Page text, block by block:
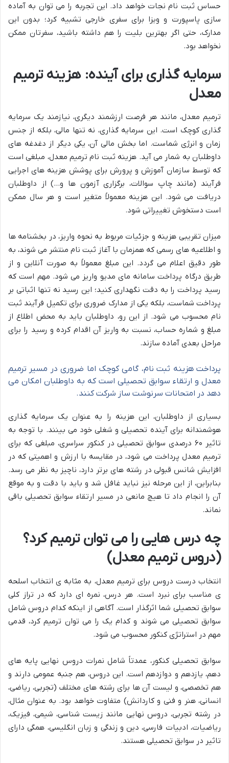
حساس ثبت نام نجات خواهد داد. این تجربه را می توان به آماده
سازی پاسپورت و ویزا برای سفری خارجی تشبیه کرد؛ بدون این
مدارک، حتی اگر بهترین بلیت را هم داشته باشید، سفرتان ممکن
نخواهد بود.
سرمایه گذاری برای آینده: هزینه ترمیم
معدل
ترمیم معدل، مانند هر فرصت ارزشمند دیگری، نیازمند یک سرمایه
گذاری کوچک است. این سرمایه گذاری، نه تنها مالی، بلکه از جنس
زمان و انرژی شماست. اما بخش مالی آن، یکی دیگر از دغدغه های
داوطلبان به شمار می آید. هزینه ثبت نام ترمیم معدل، مبلغی است
که توسط سازمان آموزش و پرورش برای پوشش هزینه های اجرایی
فرآیند (مانند چاپ سوالات، برگزاری آزمون ها و…) از داوطلبان
دریافت می شود. این هزینه معمولاً متغیر است و هر سال ممکن
است دستخوش تغییراتی شود.
میزان تقریبی هزینه و جزئیات مربوط به نحوه واریز، در بخشنامه ها
و اطلاعیه های رسمی که همزمان با آغاز ثبت نام منتشر می شوند، به
طور دقیق اعلام می گردد. این مبلغ معمولاً به صورت آنلاین و از
طریق درگاه پرداخت سامانه مای مدیو واریز می شود. مهم است که
رسید پرداخت را به دقت نگهداری کنید؛ این رسید نه تنها اثباتی بر
پرداخت شماست، بلکه یکی از مدارک ضروری برای تکمیل فرآیند ثبت
نام محسوب می شود. از این رو، داوطلبان باید به محض اطلاع از
مبلغ و شماره حساب، نسبت به واریز آن اقدام کرده و رسید را برای
مراحل بعدی آماده سازند.
پرداخت هزینه ثبت نام، گامی کوچک اما ضروری در مسیر ترمیم
معدل و ارتقاء سوابق تحصیلی است که به داوطلبان امکان می
دهد در امتحانات سرنوشت ساز شرکت کنند.
بسیاری از داوطلبان، این هزینه را به عنوان یک سرمایه گذاری
هوشمندانه برای آینده تحصیلی و شغلی خود می بینند. با توجه به
تاثیر ۶۰ درصدی سوابق تحصیلی در کنکور سراسری، مبلغی که برای
ترمیم معدل پرداخت می شود، در مقایسه با ارزش و اهمیتی که در
افزایش شانس قبولی در رشته های برتر دارد، ناچیز به نظر می رسد.
بنابراین، از این مرحله نیز نباید غافل شد و باید با دقت و به موقع
آن را انجام داد تا هیچ مانعی در مسیر ارتقاء سوابق تحصیلی باقی
نماند.
چه درس هایی را می توان ترمیم کرد؟
(دروس ترمیم معدل)
انتخاب درست دروس برای ترمیم معدل، به مثابه ی انتخاب اسلحه
ی مناسب برای نبرد است. هر درس، نمره ای دارد که در تراز کلی
سوابق تحصیلی شما اثرگذار است. آگاهی از اینکه کدام دروس شامل
سوابق تحصیلی می شوند و کدام یک را می توان ترمیم کرد، قدمی
مهم در استراتژی کنکور محسوب می شود.
سوابق تحصیلی کنکور، عمدتاً شامل نمرات دروس نهایی پایه های
دهم، یازدهم و دوازدهم است. این دروس، هم جنبه عمومی دارند و
هم تخصصی، و لیست آن ها برای رشته های مختلف (تجربی، ریاضی،
انسانی، هنر و فنی و کاردانش) متفاوت خواهد بود. به عنوان مثال،
در رشته تجربی، دروس نهایی مانند زیست شناسی، شیمی، فیزیک،
ریاضیات، ادبیات فارسی، دین و زندگی و زبان انگلیسی، همگی دارای
تاثیر در سوابق تحصیلی هستند.